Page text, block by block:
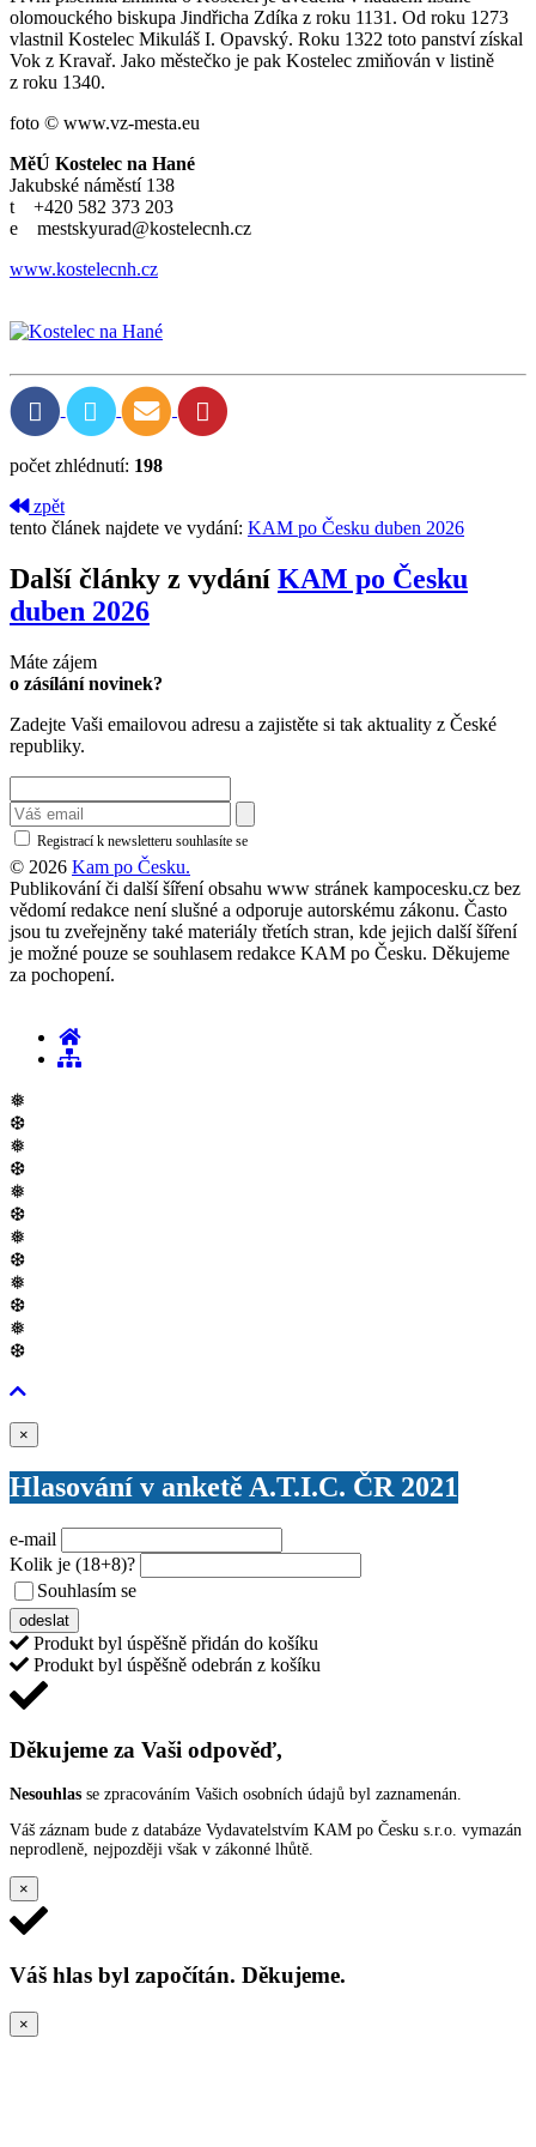
olomouckého biskupa Jindřicha Zdíka z roku 1131. Od roku 1273
vlastnil Kostelec Mikuláš I. Opavský. Roku 1322 toto panství získal
Vok z Kravař. Jako městečko je pak Kostelec zmiňován v listině
z roku 1340.
foto © www.vz-mesta.eu
MěÚ Kostelec na Hané
Jakubské náměstí 138
t +420 582 373 203
e mestskyurad@kostelecnh.cz
www.kostelecnh.cz
počet zhlédnutí: 198
zpět
tento článek najdete ve vydání: KAM po Česku duben 2026
Další články z vydání KAM po Česku
duben 2026
Máte zájem
o zásílání novinek?
Zadejte Vaši emailovou adresu a zajistěte si tak aktuality z České
republiky.
Registrací k newsletteru souhlasíte se
© 2026 Kam po Česku.
Publikování či další šíření obsahu www stránek kampocesku.cz bez
vědomí redakce není slušné a odporuje autorskému zákonu. Často
jsou tu zveřejněny také materiály třetích stran, kde jejich další šíření
je možné pouze se souhlasem redakce KAM po Česku. Děkujeme
za pochopení.
❅
❆
❅
❆
❅
❆
❅
❆
❅
❆
❅
❆
×
Hlasování v anketě A.T.I.C. ČR 2021
e-mail
Kolik je (18+8)?
Souhlasím se
odeslat
Produkt byl úspěšně přidán do košíku
Produkt byl úspěšně odebrán z košíku
Děkujeme za Vaši odpověď,
Nesouhlas se zpracováním Vašich osobních údajů byl zaznamenán.
Váš záznam bude z databáze Vydavatelstvím KAM po Česku s.r.o. vymazán
neprodleně, nejpozději však v zákonné lhůtě.
×
Váš hlas byl započítán. Děkujeme.
×